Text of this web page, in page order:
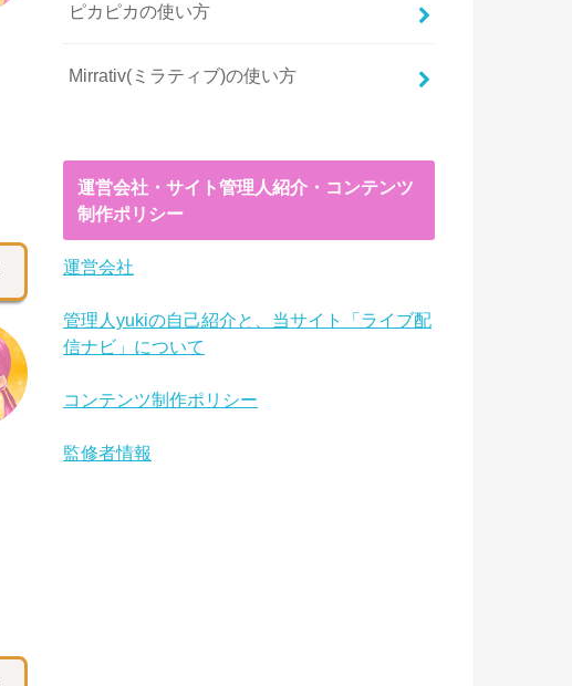
ピカピカの使い方
Mirrativ(ミラティブ)の使い方
運営会社・サイト管理人紹介・コンテンツ
制作ポリシー
運営会社
管理人yukiの自己紹介と、当サイト「ライブ配
信ナビ」について
コンテンツ制作ポリシー
監修者情報